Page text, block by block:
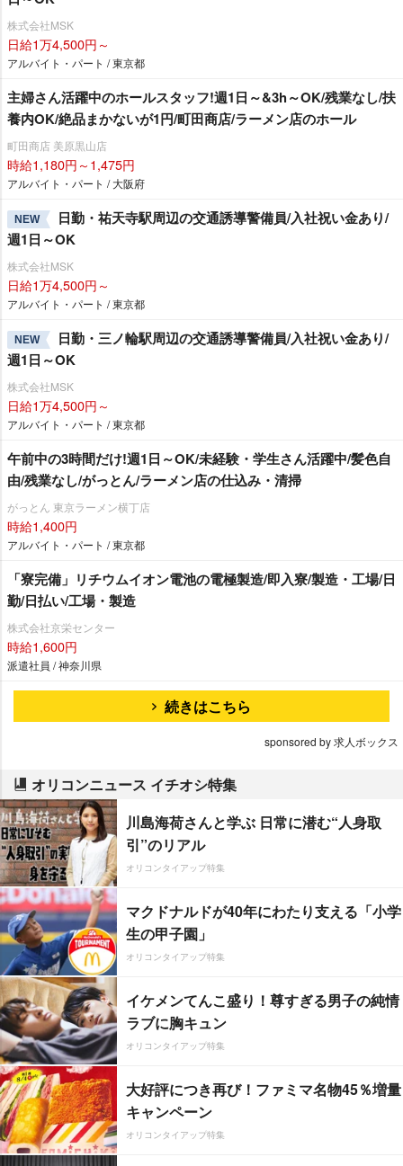
株式会社MSK
日給1万4,500円～
アルバイト・パート / 東京都
主婦さん活躍中のホールスタッフ!週1日～&3h～OK/残業なし/扶
養内OK/絶品まかないが1円/町田商店/ラーメン店のホール
町田商店 美原黒山店
時給1,180円～1,475円
アルバイト・パート / 大阪府
NEW
日勤・祐天寺駅周辺の交通誘導警備員/入社祝い金あり/
週1日～OK
株式会社MSK
日給1万4,500円～
アルバイト・パート / 東京都
NEW
日勤・三ノ輪駅周辺の交通誘導警備員/入社祝い金あり/
週1日～OK
株式会社MSK
日給1万4,500円～
アルバイト・パート / 東京都
午前中の3時間だけ!週1日～OK/未経験・学生さん活躍中/髪色自
由/残業なし/がっとん/ラーメン店の仕込み・清掃
がっとん 東京ラーメン横丁店
時給1,400円
アルバイト・パート / 東京都
「寮完備」リチウムイオン電池の電極製造/即入寮/製造・工場/日
勤/日払い/工場・製造
株式会社京栄センター
時給1,600円
派遣社員 / 神奈川県
続きはこちら
sponsored by 求人ボックス
オリコンニュース イチオシ特集
川島海荷さんと学ぶ 日常に潜む“人身取
引”のリアル
オリコンタイアップ特集
マクドナルドが40年にわたり支える「小学
生の甲子園」
オリコンタイアップ特集
イケメンてんこ盛り！尊すぎる男子の純情
ラブに胸キュン
オリコンタイアップ特集
大好評につき再び！ファミマ名物45％増量
キャンペーン
オリコンタイアップ特集